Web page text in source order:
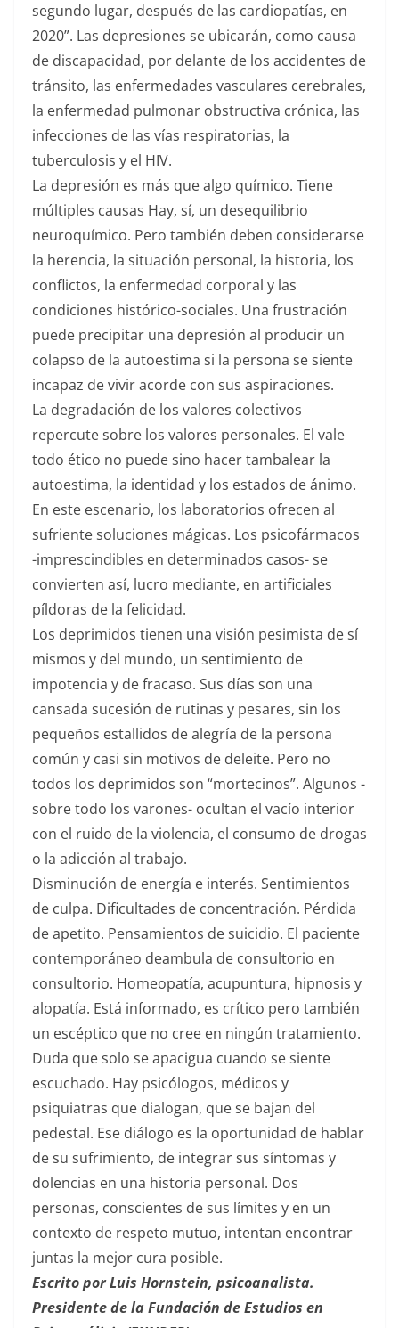
segundo lugar, después de las cardiopatías, en
2020”. Las depresiones se ubicarán, como causa
de discapacidad, por delante de los accidentes de
tránsito, las enfermedades vasculares cerebrales,
la enfermedad pulmonar obstructiva crónica, las
infecciones de las vías respiratorias, la
tuberculosis y el HIV.
La depresión es más que algo químico. Tiene
múltiples causas Hay, sí, un desequilibrio
neuroquímico. Pero también deben considerarse
la herencia, la situación personal, la historia, los
conflictos, la enfermedad corporal y las
condiciones histórico-sociales. Una frustración
puede precipitar una depresión al producir un
colapso de la autoestima si la persona se siente
incapaz de vivir acorde con sus aspiraciones.
La degradación de los valores colectivos
repercute sobre los valores personales. El vale
todo ético no puede sino hacer tambalear la
autoestima, la identidad y los estados de ánimo.
En este escenario, los laboratorios ofrecen al
sufriente soluciones mágicas. Los psicofármacos
-imprescindibles en determinados casos- se
convierten así, lucro mediante, en artificiales
píldoras de la felicidad.
Los deprimidos tienen una visión pesimista de sí
mismos y del mundo, un sentimiento de
impotencia y de fracaso. Sus días son una
cansada sucesión de rutinas y pesares, sin los
pequeños estallidos de alegría de la persona
común y casi sin motivos de deleite. Pero no
todos los deprimidos son “mortecinos”. Algunos -
sobre todo los varones- ocultan el vacío interior
con el ruido de la violencia, el consumo de drogas
o la adicción al trabajo.
Disminución de energía e interés. Sentimientos
de culpa. Dificultades de concentración. Pérdida
de apetito. Pensamientos de suicidio. El paciente
contemporáneo deambula de consultorio en
consultorio. Homeopatía, acupuntura, hipnosis y
alopatía. Está informado, es crítico pero también
un escéptico que no cree en ningún tratamiento.
Duda que solo se apacigua cuando se siente
escuchado. Hay psicólogos, médicos y
psiquiatras que dialogan, que se bajan del
pedestal. Ese diálogo es la oportunidad de hablar
de su sufrimiento, de integrar sus síntomas y
dolencias en una historia personal. Dos
personas, conscientes de sus límites y en un
contexto de respeto mutuo, intentan encontrar
juntas la mejor cura posible.
Escrito por Luis Hornstein, psicoanalista.
Presidente de la Fundación de Estudios en